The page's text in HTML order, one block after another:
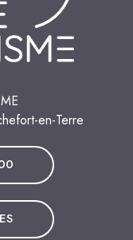
en-Terre